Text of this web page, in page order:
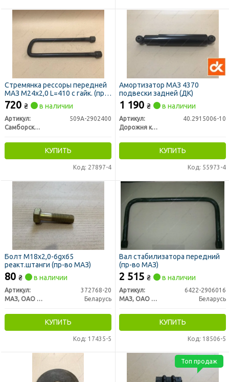
Стремянка рессоры передней
МАЗ М24х2,0 L=410 с гайк. (пр-
во Самборский ДЭМЗ)
720 ₴ в наличии
Артикул:
509А-2902400
Самборский ДЕМЗ, г. Самбор
КУПИТЬ
Код: 27897-4
Амортизатор МАЗ 4370
подвески задней (ДК)
1 190 ₴ в наличии
Артикул:
40.2915006-10
Дорожня карта
КУПИТЬ
Код: 55973-4
Болт М18x2,0-6gx65
реакт.штанги (пр-во МАЗ)
80 ₴ в наличии
Артикул:
372768-20
МАЗ, ОАО «Минский автомобильный завод»
Беларусь
КУПИТЬ
Код: 17435-5
Вал стабилизатора передний
(пр-во МАЗ)
2 515 ₴ в наличии
Артикул:
6422-2906016
МАЗ, ОАО «Минский автомобильный завод»
Беларусь
КУПИТЬ
Код: 18506-5
Топ продаж